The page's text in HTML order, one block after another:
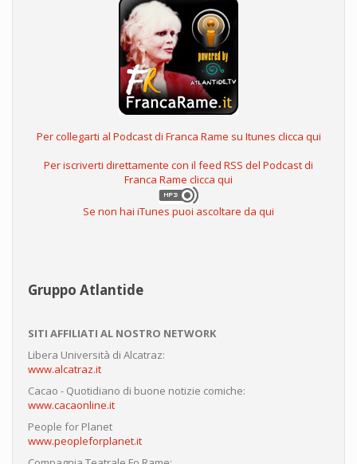
Per collegarti al Podcast di Franca Rame su Itunes clicca qui
Per iscriverti direttamente con il feed RSS del Podcast di
Franca Rame clicca qui
Se non hai iTunes puoi ascoltare da qui
Gruppo Atlantide
SITI AFFILIATI AL NOSTRO NETWORK
Libera Università di Alcatraz:
www.alcatraz.it
Cacao - Quotidiano di buone notizie comiche:
www.cacaonline.it
People for Planet
www.peopleforplanet.it